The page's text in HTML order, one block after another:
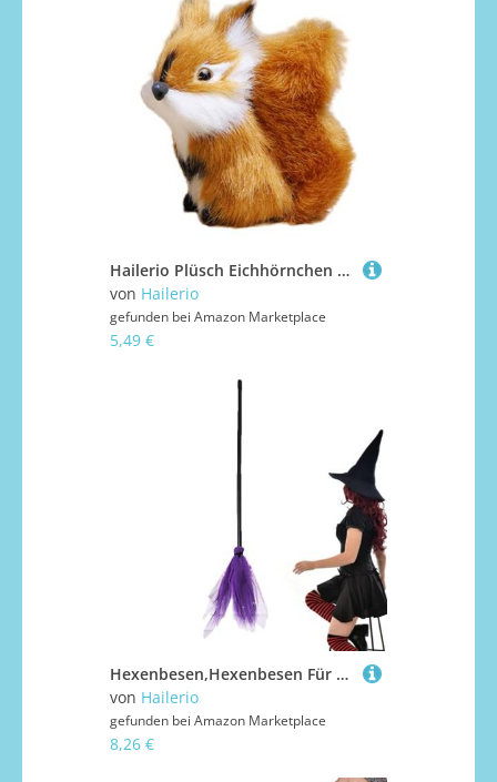
Hailerio Plüsch Eichhörnchen Stofftier - Weiches Plüsch Eichhörnchen Figur Für Kinder,Kuscheltier Modell Dekoration Für Wohnzimmer Studie Kinderzimmer
von Hailerio
gefunden bei Amazon Marketplace
5,49 €
Hexenbesen,Hexenbesen Für Halloween - Deko Für Verkleidungsspiel Kostüme Cosplay Bühnenauftritte Gruselhaus Halloween Partys
von Hailerio
gefunden bei Amazon Marketplace
8,26 €